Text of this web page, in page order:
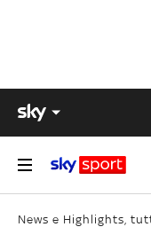
News e Highlights,